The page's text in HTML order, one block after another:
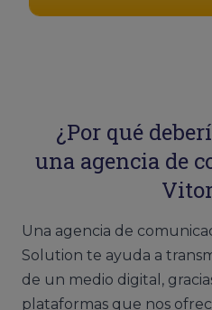
¿Por qué
una agencia de
Una agencia de
Solution te ayuda a
de un medio digital,
plataformas que nos